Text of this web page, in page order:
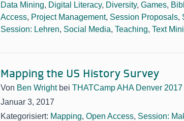
Data Mining, Digital Literacy, Diversity, Games,
Access, Project Management, Session Proposals,
Session: Lehren, Social Media, Teaching, Text
Mapping the US History Survey
Von Ben Wright bei THATCamp AHA Denver 2017
Januar 3, 2017
Kategorisiert: Mapping, Open Access, Session: